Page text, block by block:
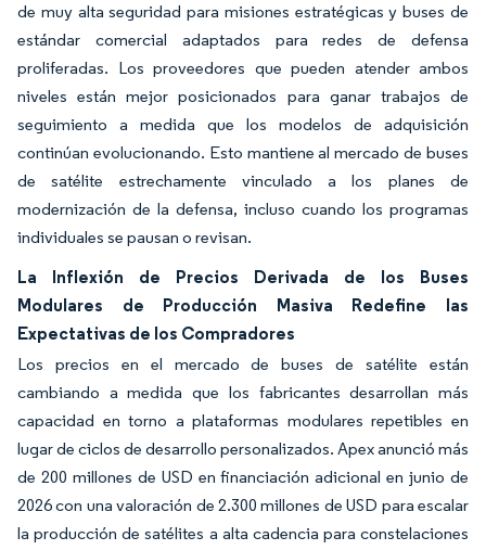
de muy alta seguridad para misiones estratégicas y buses de
estándar comercial adaptados para redes de defensa
proliferadas. Los proveedores que pueden atender ambos
niveles están mejor posicionados para ganar trabajos de
seguimiento a medida que los modelos de adquisición
continúan evolucionando. Esto mantiene al mercado de buses
de satélite estrechamente vinculado a los planes de
modernización de la defensa, incluso cuando los programas
individuales se pausan o revisan.
La Inflexión de Precios Derivada de los Buses
Modulares de Producción Masiva Redefine las
Expectativas de los Compradores
Los precios en el mercado de buses de satélite están
cambiando a medida que los fabricantes desarrollan más
capacidad en torno a plataformas modulares repetibles en
lugar de ciclos de desarrollo personalizados. Apex anunció más
de 200 millones de USD en financiación adicional en junio de
2026 con una valoración de 2.300 millones de USD para escalar
la producción de satélites a alta cadencia para constelaciones